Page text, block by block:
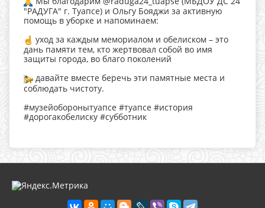
"РАДУГА" г. Туапсе) и Ольгу Бояджи за активную
помощь в уборке и напоминаем:
уход за каждым мемориалом и обелиском – это
дань памяти тем, кто жертвовал собой во имя
защиты города, во благо поколений
давайте вместе беречь эти памятные места и
соблюдать чистоту.
#музейоборонытуапсе #туапсе #история
#дорогакобелиску #субботник